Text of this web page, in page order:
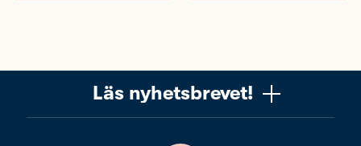
Läs nyhetsbrevet!